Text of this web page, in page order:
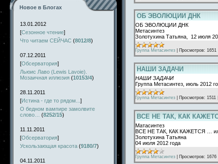
Новое в Блогах
13.01.2012
[Сезонное чтение]
Что читаем СЕЙЧАС (8012/8)
07.12.2011
[Обсерватория]
Льюис Лаво (Lewis Lavoie).
Мозаичная иллюзия (10153/4)
28.11.2011
[Истина - где то рядом... ]
О бедном вампире замолвите
слово…
(8252/15)
11.11.2011
[Обсерватория]
Ускользающая красота (9180/7)
04.11.2011
ОБ ЭВОЛЮЦИИ ДНК
ОБ ЭВОЛЮЦИИ ДНК
Метасинтез
Золотухина Татьяна, 12 июля
Группа Метасинтез Просмотров: 1651
НАШИ ЗАДАЧИ
НАШИ ЗАДАЧИ
Группа Метасинтез, июль 2012
Группа Метасинтез Просмотров: 1511
ВСЕ НЕ ТАК, КАК
Матасинтез
ВСЕ НЕ ТАК, КАК КАЖЕТСЯ …
Золотухина Татьяна
04 июля 2012 года
Группа Метасинтез Просмотров: 1676